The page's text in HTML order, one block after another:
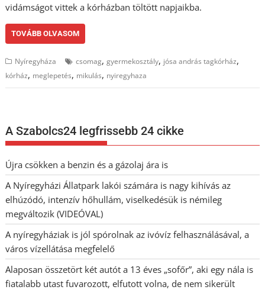
vidámságot vittek a kórházban töltött napjaikba.
TOVÁBB OLVASOM
Nyíregyháza csomag,gyermekosztály, jósa andrás tagkórház,
kórház, meglepetés, mikulás, nyiregyhaza
A Szabolcs24 legfrissebb 24 cikke
Újra csökken a benzin és a gázolaj ára is
A Nyíregyházi Állatpark lakói számára is nagy kihívás az
elhúzódó, intenzív hőhullám, viselkedésük is némileg
megváltozik (VIDEÓVAL)
A nyíregyháziak is jól spórolnak az ivóvíz felhasználásával, a
város vízellátása megfelelő
Alaposan összetört két autót a 13 éves „sofőr”, aki egy nála is
fiatalabb utast fuvarozott, elfutott volna, de nem sikerült